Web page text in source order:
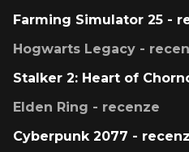
Farming Simulator 25 -
Hogwarts Legacy -
Stalker 2: Heart of
Elden Ring - recenze
Cyberpunk 2077 -